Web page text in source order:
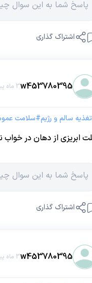
اشتراک گذاری
w4537803953 ماه پیش
تغذیه سالم و رژیم#سلامت
ابریزی از دهان در
اشتراک گذاری
w4537803953 ماه پیش